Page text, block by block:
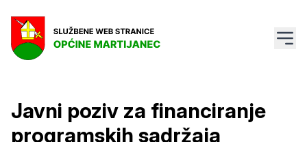
Javni poziv za financiranje
programskih sadržaja